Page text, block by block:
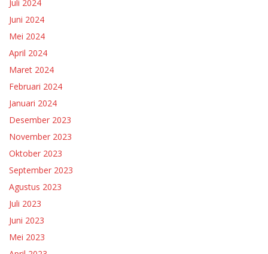
Juli 2024
Juni 2024
Mei 2024
April 2024
Maret 2024
Februari 2024
Januari 2024
Desember 2023
November 2023
Oktober 2023
September 2023
Agustus 2023
Juli 2023
Juni 2023
Mei 2023